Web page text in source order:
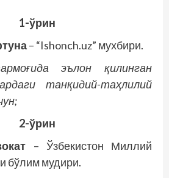
1-ўрин
– “Ishonch.uz” мухбири.
эълон қилинган
танқидий-таҳлилий
2-ўрин
– Ўзбекистон Миллий
бўлим мудири.